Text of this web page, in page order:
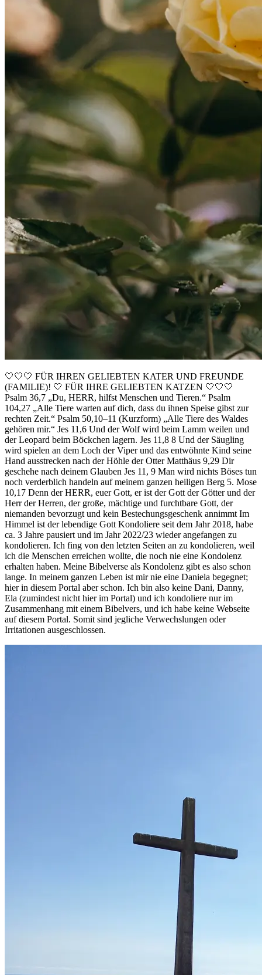
🤍🤍🤍 FÜR IHREN GELIEBTEN KATER UND FREUNDE
(FAMILIE)! 🤍 FÜR IHRE GELIEBTEN KATZEN 🤍🤍🤍
Psalm 36,7 „Du, HERR, hilfst Menschen und Tieren.“ Psalm
104,27 „Alle Tiere warten auf dich, dass du ihnen Speise gibst zur
rechten Zeit.“ Psalm 50,10–11 (Kurzform) „Alle Tiere des Waldes
gehören mir.“ Jes 11,6 Und der Wolf wird beim Lamm weilen und
der Leopard beim Böckchen lagern. Jes 11,8 8 Und der Säugling
wird spielen an dem Loch der Viper und das entwöhnte Kind seine
Hand ausstrecken nach der Höhle der Otter Matthäus 9,29 Dir
geschehe nach deinem Glauben Jes 11, 9 Man wird nichts Böses tun
noch verderblich handeln auf meinem ganzen heiligen Berg 5. Mose
10,17 Denn der HERR, euer Gott, er ist der Gott der Götter und der
Herr der Herren, der große, mächtige und furchtbare Gott, der
niemanden bevorzugt und kein Bestechungsgeschenk annimmt Im
Himmel ist der lebendige Gott Kondoliere seit dem Jahr 2018, habe
ca. 3 Jahre pausiert und im Jahr 2022/23 wieder angefangen zu
kondolieren. Ich fing von den letzten Seiten an zu kondolieren, weil
ich die Menschen erreichen wollte, die noch nie eine Kondolenz
erhalten haben. Meine Bibelverse als Kondolenz gibt es also schon
lange. In meinem ganzen Leben ist mir nie eine Daniela begegnet;
hier in diesem Portal aber schon. Ich bin also keine Dani, Danny,
Ela (zumindest nicht hier im Portal) und ich kondoliere nur im
Zusammenhang mit einem Bibelvers, und ich habe keine Webseite
auf diesem Portal. Somit sind jegliche Verwechslungen oder
Irritationen ausgeschlossen.